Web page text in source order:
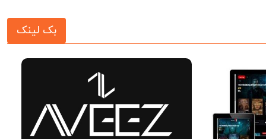
بک لینک